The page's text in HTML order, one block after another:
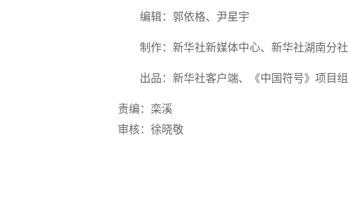
编辑：郭依格、尹星宇
制作：新华社新媒体中心、新华社湖南分社
出品：新华社客户端、《中国符号》项目组
责编：栾溪
审核：徐晓敬